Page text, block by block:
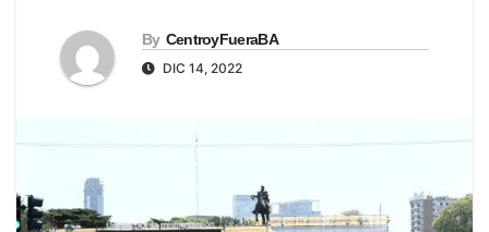
By CentroyFueraBA
DIC 14, 2022